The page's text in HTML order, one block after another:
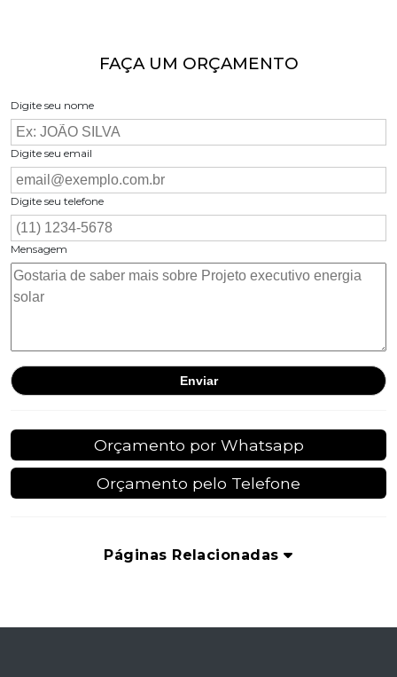
FAÇA UM ORÇAMENTO
Digite seu nome
Digite seu email
Digite seu telefone
Mensagem
Orçamento por Whatsapp
Orçamento pelo Telefone
Páginas Relacionadas